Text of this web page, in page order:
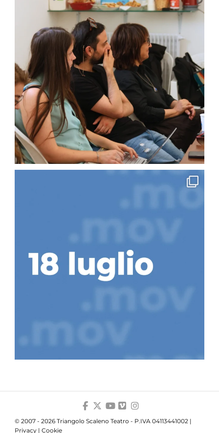
© 2007 - 2026 Triangolo Scaleno Teatro - P.IVA 04113441002 |
Privacy | Cookie